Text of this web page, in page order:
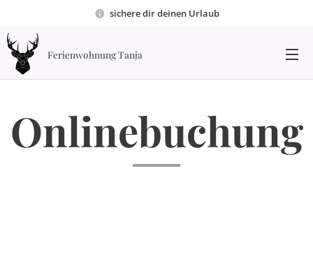
sichere dir deinen Urlaub
Ferienwohnung Tanja
Onlinebuchung